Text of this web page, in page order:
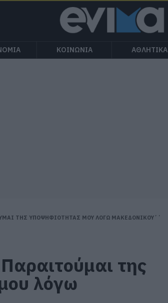
ΚΟΙΝΩΝΙΑ ΑΘΛΗΤΙΚΑ
ΤΗΣ ΥΠΟΨΗΦΙΟΤΗΤΑΣ ΜΟΥ ΛΟΓΩ ΜΑΚΕΔΟΝΙΚΟΥ΄΄
της
λόγω